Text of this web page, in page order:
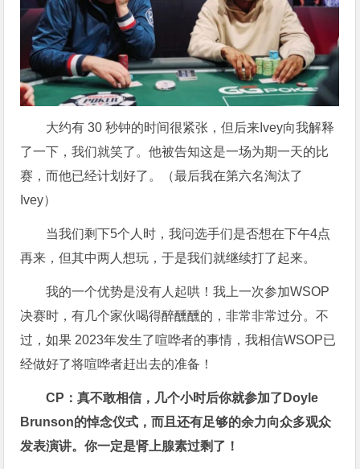
大约有 30 秒钟的时间很紧张，但后来Ivey向我解释
了一下，我们就笑了。他被告知这是一场为期一天的比
赛，而他已经计划好了。（最后我在第六名淘汰了
Ivey）
当我们剩下5个人时，我问选手们是否想在下午4点
再来，但其中两人想玩，于是我们就继续打了起来。
我的一个优势是没有人起哄！我上一次参加WSOP
决赛时，有几个家伙喝得醉醺醺的，非常非常过分。不
过，如果 2023年发生了喧哗者的事情，我相信WSOP已
经做好了将喧哗者赶出去的准备！
CP：真不敢相信，几个小时后你就参加了Doyle
Brunson的悼念仪式，而且还有足够的余力向众多观众
发表演讲。你一定是肾上腺素过剩了！